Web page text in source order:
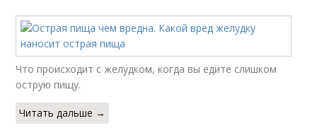
Что происходит с желудком, когда вы едите слишком
острую пищу.
Читать дальше →